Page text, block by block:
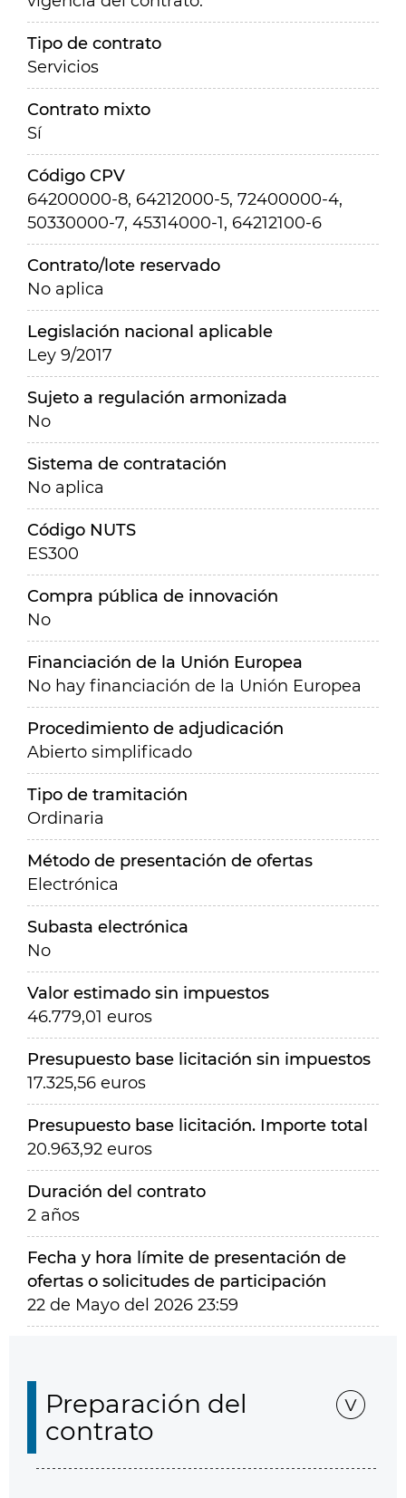
Tipo de contrato
Servicios
Contrato mixto
Sí
Código CPV
64200000-8, 64212000-5, 72400000-4,
50330000-7, 45314000-1, 64212100-6
Contrato/lote reservado
No aplica
Legislación nacional aplicable
Ley 9/2017
Sujeto a regulación armonizada
No
Sistema de contratación
No aplica
Código NUTS
ES300
Compra pública de innovación
No
Financiación de la Unión Europea
No hay financiación de la Unión Europea
Procedimiento de adjudicación
Abierto simplificado
Tipo de tramitación
Ordinaria
Método de presentación de ofertas
Electrónica
Subasta electrónica
No
Valor estimado sin impuestos
46.779,01 euros
Presupuesto base licitación sin impuestos
17.325,56 euros
Presupuesto base licitación. Importe total
20.963,92 euros
Duración del contrato
2 años
Fecha y hora límite de presentación de
ofertas o solicitudes de participación
22 de Mayo del 2026 23:59
Preparación del
contrato